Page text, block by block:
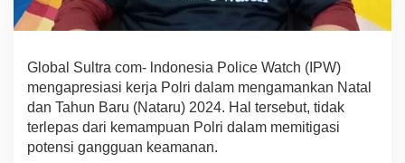
r
a
n
k
a
N
Global Sultra com- lndonesia Police Watch (IPW)
mengapresiasi kerja Polri dalam mengamankan Natal
dan Tahun Baru (Nataru) 2024. Hal tersebut, tidak
terlepas dari kemampuan Polri dalam memitigasi
potensi gangguan keamanan.